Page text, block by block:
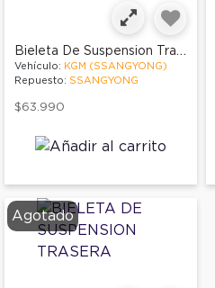
Bieleta De Suspension Trasera Izquierda
Vehículo: KGM (SSANGYONG)
Repuesto: SSANGYONG
$63.990
Agotado